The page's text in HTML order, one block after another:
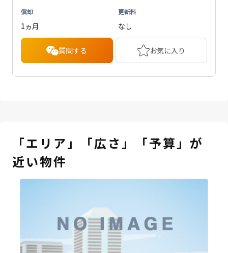
償却
1ヵ月
更新料
なし
質問する お気に入り
「エリア」「広さ」「予算」が
近い物件